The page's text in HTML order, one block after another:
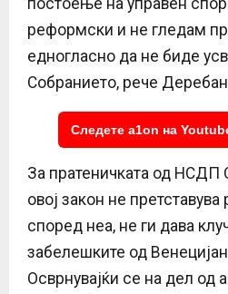
реформски и не гледам
едногласно да не биде
Собранието, рече
Следете a1on на
За пратеничката од
овој закон не
според неа, не ги дава
забелешките од
Осврнувајќи се на дел од